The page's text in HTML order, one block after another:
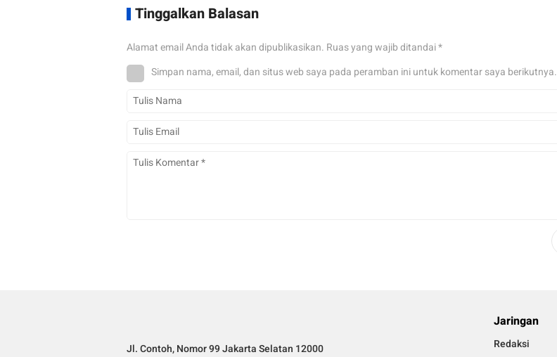
Tinggalkan Balasan
Alamat email Anda tidak akan dipublikasikan. Ruas yang wajib ditandai*
Simpan nama, email, dan situs web saya pada peramban ini untuk komentar saya berikutnya.
Jl. Contoh, Nomor 99 Jakarta Selatan 12000
Jaringan
Redaksi